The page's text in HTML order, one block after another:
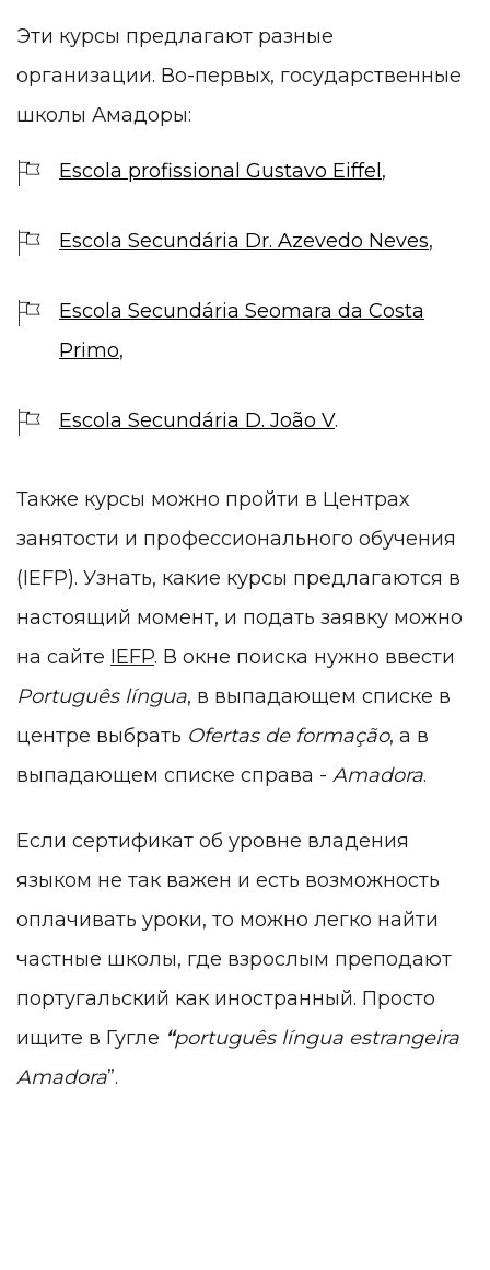
Эти курсы предлагают разные
организации. Во-первых, государственные
школы Амадоры:
Escola profissional Gustavo Eiffel ,
Escola Secundária Dr. Azevedo Neves,
Escola Secundária Seomara da Costa
Primo,
Escola Secundária D. João V​.
Также курсы можно пройти в Центрах
занятости и профессионального обучения
(IEFP). Узнать, какие курсы предлагаются в
настоящий момент, и подать заявку можно
на сайте IEFP. В окне поиска нужно ввести
Português língua, в выпадающем списке в
центре выбрать Ofertas de formação, а в
выпадающем списке справа - Amadora.
Если сертификат об уровне владения
языком не так важен и есть возможность
оплачивать уроки, то можно легко найти
частные школы, где взрослым преподают
португальский как иностранный. Просто
ищите в Гугле “português língua estrangeira
Amadora”.